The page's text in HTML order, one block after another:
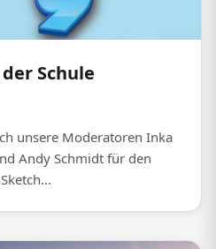
Schule
unsere Moderatoren Inka
Andy Schmidt für den